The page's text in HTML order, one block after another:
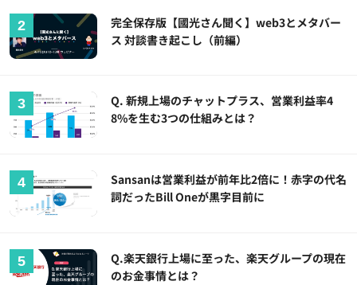
完全保存版【國光さん聞く】web3とメタバー
ス 対談書き起こし（前編）
Q. 新規上場のチャットプラス、営業利益率4
8%を生む3つの仕組みとは？
Sansanは営業利益が前年比2倍に！赤字の代名
詞だったBill Oneが黒字目前に
Q.楽天銀行上場に至った、楽天グループの現在
のお金事情とは？